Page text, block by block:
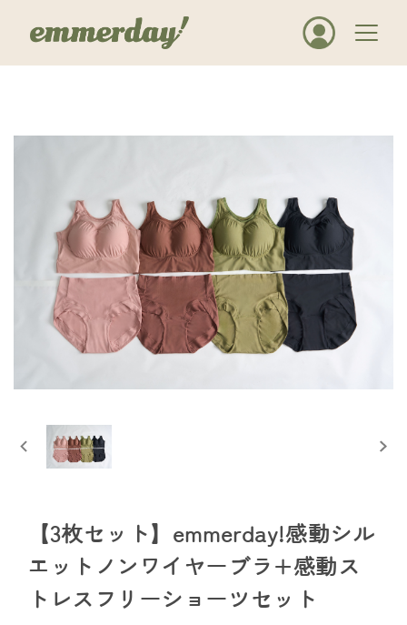
【3枚セット】emmerday!感動シル
エットノンワイヤーブラ+感動ス
トレスフリーショーツセット